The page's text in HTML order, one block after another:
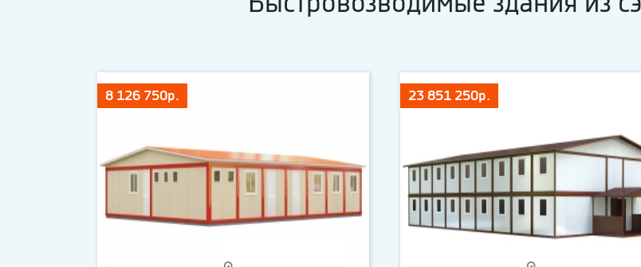
8 126 750р. 23 851 250р.